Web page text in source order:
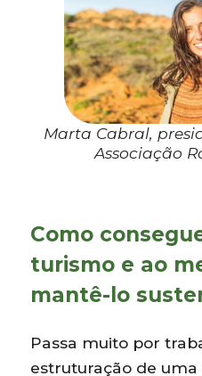
Marta Cabral,
Associação
Como
turismo e ao
mantê-lo
Passa muito por
estruturação de